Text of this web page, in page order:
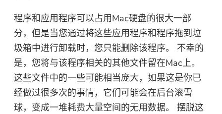
程序和应用程序可以占用Mac硬盘的很大一部
分，但是当您通过将这些应用程序和程序拖到垃
圾箱中进行卸载时，您只能删除该程序。 不幸的
是，您将与该程序相关的其他文件留在Mac上。
这些文件中的一些可能相当庞大，如果这是你已
经做过很多次的事情，它们可能会在后台滚雪
球，变成一堆耗费大量空间的无用数据。 摆脱这